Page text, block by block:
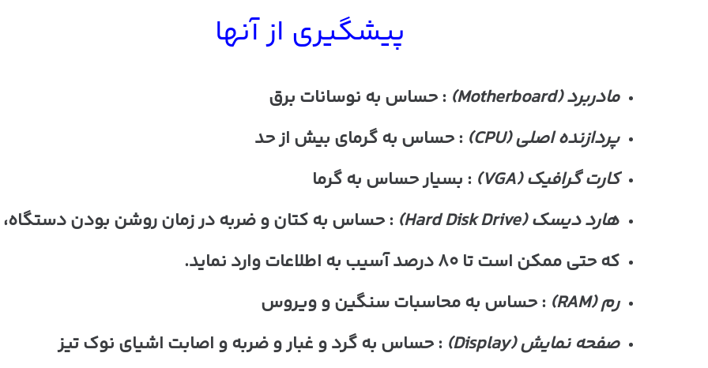
پیشگیری از آنها
مادربرد(Motherboard)
: حساس به نوسانات برق
پردازنده اصلی(CPU)
: حساس به گرمای بیش از حد
کارت گرافیک(VGA)
: بسیار حساس به گرما
هارد دیسک(Hard Disk Drive)
: حساس به کتان و ضربه در زمان روشن بودن دستگاه،
که حتی ممکن است تا ۸۰ درصد آسیب به اطلاعات وارد نماید.
رم(RAM)
: حساس به محاسبات سنگین و ویروس
صفحه نمایش(Display)
: حساس به گرد و غبار و ضربه و اصابت اشیای نوک تیز